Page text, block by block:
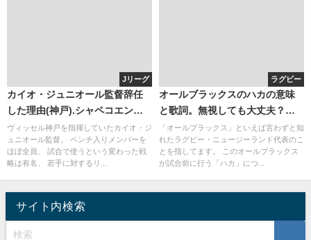
Jリーグ
カイオ・ジュニオール監督辞任
した理由(神戸).シャペコエンセ
をウイイレで！(2016,2017)
ヴィッセル神戸を指揮していたカイオ・ジ
ュニオール監督。 ベンチ入りメンバーを
ほぼ全員、 試合で使うという変わった戦
略は有名、 若手に対するリ...
ラグビー
オールブラックスのハカの意味
と歌詞。無視しても大丈夫？２
０１５年も注目！
「オールブラックス」といえば言わずと知
れたラグビー・ニュージーランド代表のこ
とを指してます。 このオールブラックス
が試合前に行う「ハカ」につ...
サイト内検索